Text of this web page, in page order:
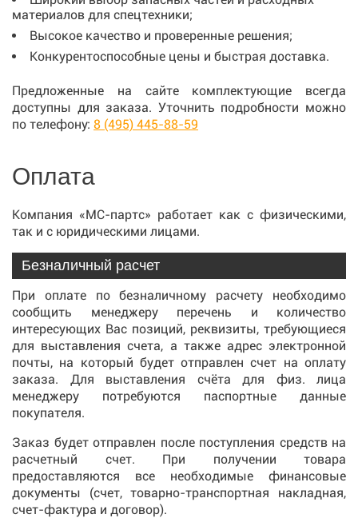
материалов для спецтехники;
Высокое качество и проверенные решения;
Конкурентоспособные цены и быстрая доставка.
Предложенные на сайте комплектующие всегда
доступны для заказа. Уточнить подробности можно
по телефону: 8 (495) 445-88-59
Оплата
Компания «МС-партс» работает как с физическими,
так и с юридическими лицами.
Безналичный расчет
При оплате по безналичному расчету необходимо
сообщить менеджеру перечень и количество
интересующих Вас позиций, реквизиты, требующиеся
для выставления счета, а также адрес электронной
почты, на который будет отправлен счет на оплату
заказа. Для выставления счёта для физ. лица
менеджеру потребуются паспортные данные
покупателя.
Заказ будет отправлен после поступления средств на
расчетный счет. При получении товара
предоставляются все необходимые финансовые
документы (счет, товарно-транспортная накладная,
счет-фактура и договор).